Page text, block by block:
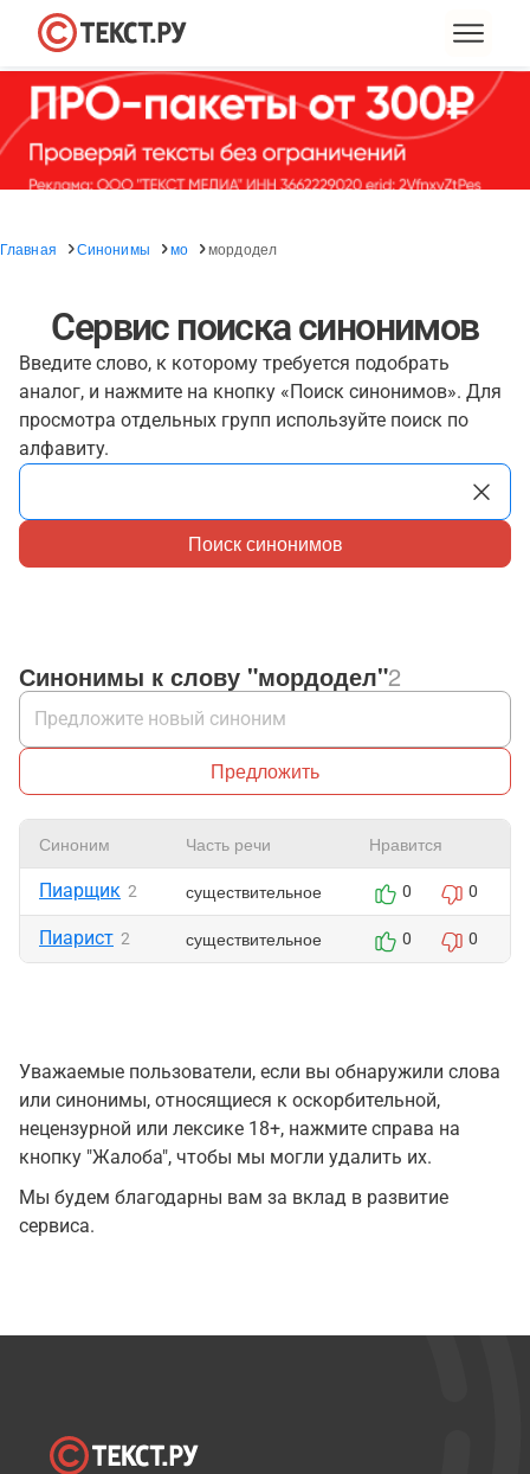
Главная Синонимы мо мордодел
Сервис поиска синонимов
Введите слово, к которому требуется подобрать
аналог, и нажмите на кнопку «Поиск синонимов». Для
просмотра отдельных групп используйте поиск по
алфавиту.
Поиск синонимов
Синонимы к слову "мордодел"2
Предложить
Синоним Часть речи Нравится
Пиарщик 2 существительное 0 0
Пиарист 2 существительное 0 0
Уважаемые пользователи, если вы обнаружили слова
или синонимы, относящиеся к оскорбительной,
нецензурной или лексике 18+, нажмите справа на
кнопку "Жалоба", чтобы мы могли удалить их.
Мы будем благодарны вам за вклад в развитие
сервиса.